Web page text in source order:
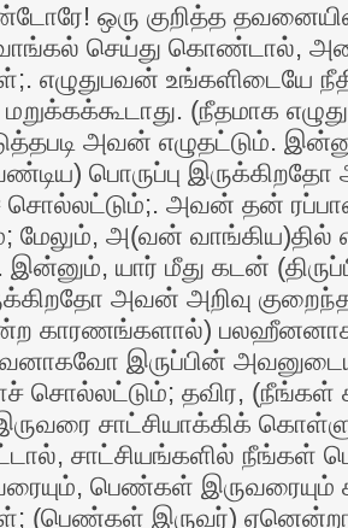
ஒரு குறித்த
செய்து கொண்டால்,
எழுதுபவன் உங்களிடையே
மறுக்கக்கூடாது. (நீதமாக
அவன் எழுதட்டும்.
பொருப்பு
அவன் தன்
மேலும், அ(வன் வாங்கிய)தில்
இன்னும், யார் மீது கடன்
அவன் அறிவு
காரணங்களால்)
இருப்பின்
சொல்லட்டும்; தவிர, (நீங்கள்
சாட்சியாக்கிக்
சாட்சியங்களில் நீங்கள்
பெண்கள் இருவரையும்
(பெண்கள் இருவர்)